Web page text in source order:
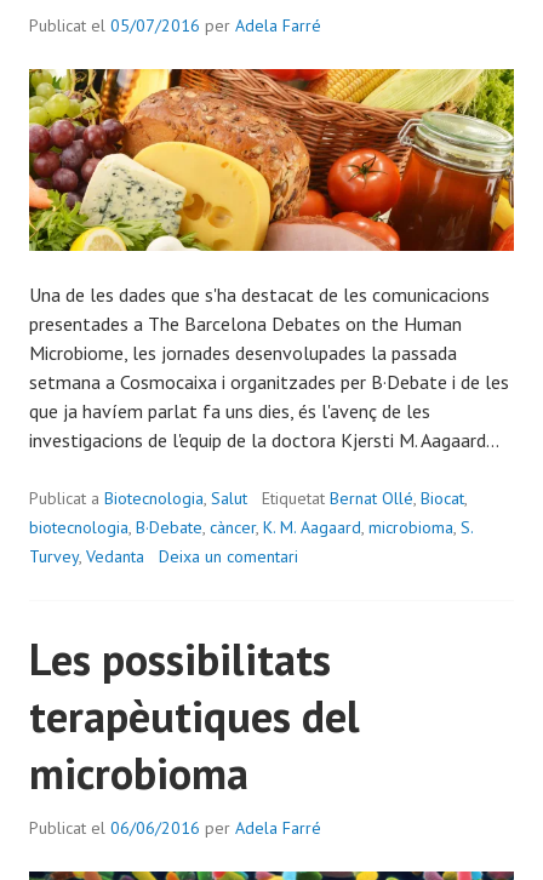
Publicat el 05/07/2016 per Adela Farré
Una de les dades que s'ha destacat de les comunicacions
presentades a The Barcelona Debates on the Human
Microbiome, les jornades desenvolupades la passada
setmana a Cosmocaixa i organitzades per B·Debate i de les
que ja havíem parlat fa uns dies, és l'avenç de les
investigacions de l'equip de la doctora Kjersti M. Aagaard...
Publicat a Biotecnologia, Salut Etiquetat Bernat Ollé, Biocat,
biotecnologia, B·Debate, càncer, K. M. Aagaard, microbioma, S.
Turvey, Vedanta Deixa un comentari
Les possibilitats
terapèutiques del
microbioma
Publicat el 06/06/2016 per Adela Farré